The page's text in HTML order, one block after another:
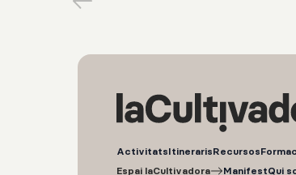
ActivitatsItinerarisRecursos
Espai laCultivadora
ManifestQui